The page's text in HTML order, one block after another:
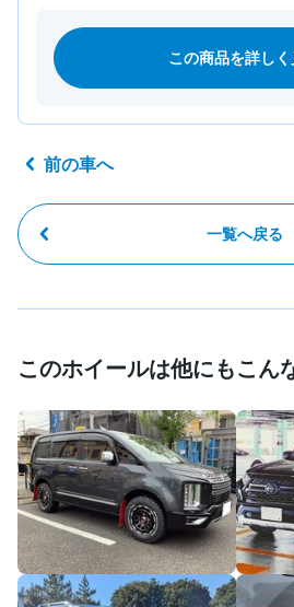
この商品を詳しく
前の車へ
一覧へ戻る
このホイールは他にもこん